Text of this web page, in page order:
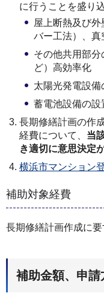
に行うことを盛り
屋上断熱及び
バー工法）、真
その他共用部
ど）高効率化
太陽光発電設備
蓄電池設備の設
長期修繕計画の作
経費について、 当
き適切に意思決定
横浜市マンション
補助対象経費
長期修繕計画作成に要
補助金額、申請